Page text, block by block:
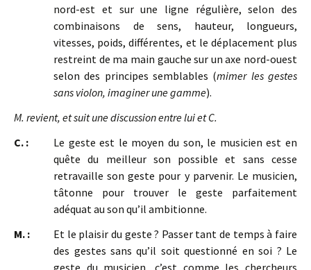
nord-est et sur une ligne régulière, selon des
combinaisons de sens, hauteur, longueurs,
vitesses, poids, différentes, et le déplacement plus
restreint de ma main gauche sur un axe nord-ouest
selon des principes semblables (mimer les gestes
sans violon, imaginer une gamme).
M. revient, et suit une discussion entre lui et C.
C. :
Le geste est le moyen du son, le musicien est en
quête du meilleur son possible et sans cesse
retravaille son geste pour y parvenir. Le musicien,
tâtonne pour trouver le geste parfaitement
adéquat au son qu’il ambitionne.
M. :
Et le plaisir du geste ? Passer tant de temps à faire
des gestes sans qu’il soit questionné en soi ? Le
geste du musicien, c’est comme les chercheurs